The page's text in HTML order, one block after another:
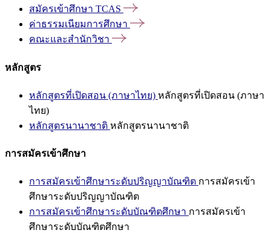
สมัครเข้าศึกษา TCAS
ค่าธรรมเนียมการศึกษา
คณะและสำนักวิชา
หลักสูตร
หลักสูตรที่เปิดสอน (ภาษาไทย) หลักสูตรที่เปิดสอน (ภาษา
ไทย)
หลักสูตรนานาชาติ หลักสูตรนานาชาติ
การสมัครเข้าศึกษา
การสมัครเข้าศึกษาระดับปริญญาบัณฑิต การสมัครเข้า
ศึกษาระดับปริญญาบัณฑิต
การสมัครเข้าศึกษาระดับบัณฑิตศึกษา การสมัครเข้า
ศึกษาระดับบัณฑิตศึกษา